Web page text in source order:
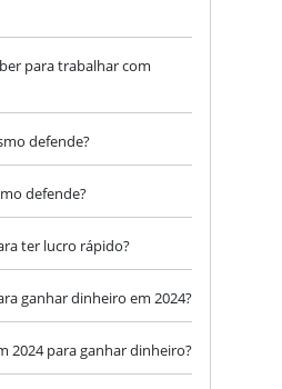
para trabalhar com
defende?
defende?
ter lucro rápido?
ganhar dinheiro em 2024?
2024 para ganhar dinheiro?